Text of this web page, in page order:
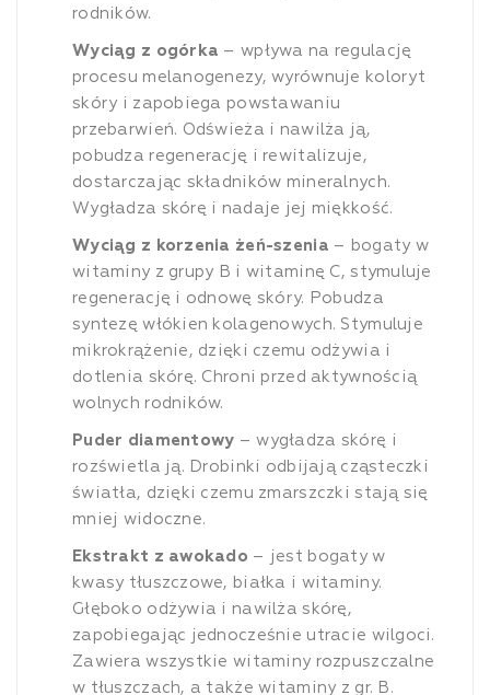
rodników.
Wyciąg z ogórka – wpływa na regulację
procesu melanogenezy, wyrównuje koloryt
skóry i zapobiega powstawaniu
przebarwień. Odświeża i nawilża ją,
pobudza regenerację i rewitalizuje,
dostarczając składników mineralnych.
Wygładza skórę i nadaje jej miękkość.
Wyciąg z korzenia żeń-szenia – bogaty w
witaminy z grupy B i witaminę C, stymuluje
regenerację i odnowę skóry. Pobudza
syntezę włókien kolagenowych. Stymuluje
mikrokrążenie, dzięki czemu odżywia i
dotlenia skórę. Chroni przed aktywnością
wolnych rodników.
Puder diamentowy – wygładza skórę i
rozświetla ją. Drobinki odbijają cząsteczki
światła, dzięki czemu zmarszczki stają się
mniej widoczne.
Ekstrakt z awokado – jest bogaty w
kwasy tłuszczowe, białka i witaminy.
Głęboko odżywia i nawilża skórę,
zapobiegając jednocześnie utracie wilgoci.
Zawiera wszystkie witaminy rozpuszczalne
w tłuszczach, a także witaminy z gr. B.